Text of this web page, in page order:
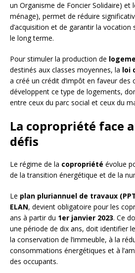
un Organisme de Foncier Solidaire) et
ménage), permet de réduire
d’acquisition et de garantir la
le long terme.
Pour stimuler la production de
destinés aux classes moyennes, la loi
a créé un crédit d’impôt en faveur des
développent ce type de logements,
entre ceux du parc social et ceux du
La copropriété face
défis
Le régime de la copropriété évolue
de la transition énergétique et de la
Le plan pluriannuel de travaux
ELAN, devient obligatoire pour les
ans à partir du 1er janvier 2023. Ce
une période de dix ans, doit identifier
la conservation de l’immeuble, à la
consommations énergétiques et à
des occupants.